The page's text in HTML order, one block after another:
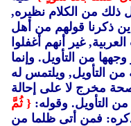
ذلك من الكلام نظيره,
ذكرنا قولهم من أهل
غير أنهم أغفلوا
من التأويل. وإنما
التأويل, ويلتمس له
مخرج لا على إحالة
التأويل. وقوله: { ثُمَّ
فمن أتى ظلما من